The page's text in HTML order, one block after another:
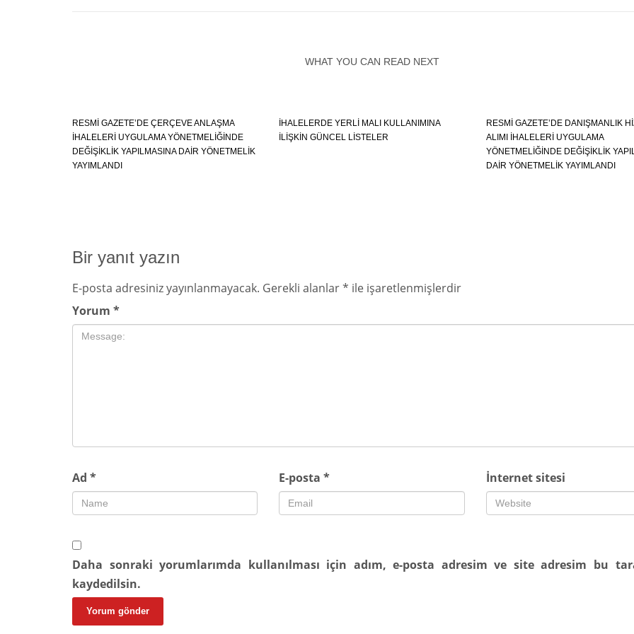
WHAT YOU CAN READ NEXT
RESMİ GAZETE’DE ÇERÇEVE ANLAŞMA
İHALELERİ UYGULAMA YÖNETMELİĞİNDE
DEĞİŞİKLİK YAPILMASINA DAİR YÖNETMELİK
YAYIMLANDI
İHALELERDE YERLI MALI KULLANIMINA
İLIŞKIN GÜNCEL LISTELER
RESMİ GAZETE’DE DANIŞMANLIK
ALIMI İHALELERİ UYGULAMA
YÖNETMELİĞİNDE DEĞİŞİKLİK
DAİR YÖNETMELİK YAYIMLANDI
Bir yanıt yazın
E-posta adresiniz yayınlanmayacak. Gerekli alanlar* ile işaretlenmişlerdir
Yorum *
Ad * E-posta* İnternet sitesi
Daha sonraki yorumlarımda kullanılması için adım, e-posta adresim ve site adresim bu
kaydedilsin.